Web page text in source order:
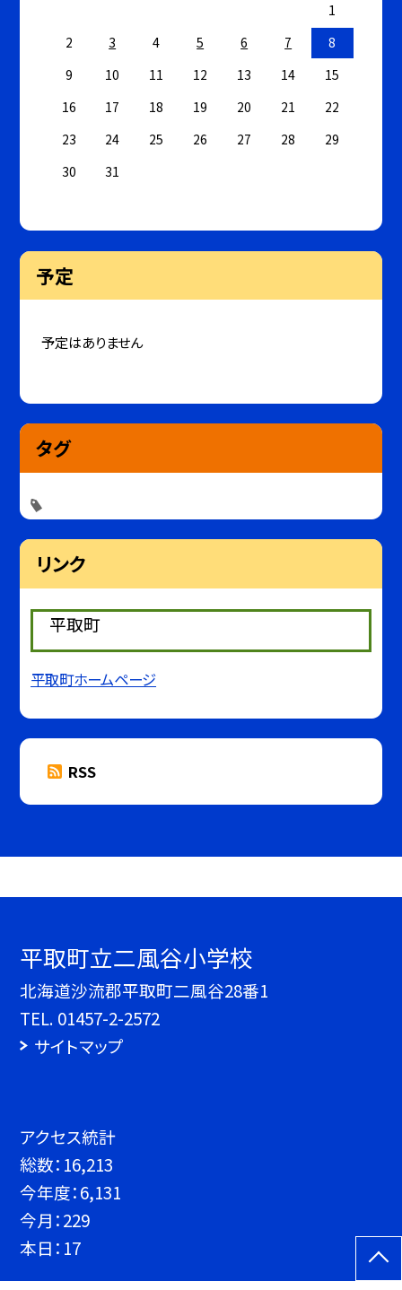
1
2
3 4 5 6 7
8
9
10 11 12 13 14
15
16
17 18 19 20 21
22
23
24 25 26 27 28
29
30
31
予定
予定はありません
タグ
リンク
平取町
平取町ホームページ
RSS
平取町立二風谷小学校
北海道沙流郡平取町二風谷28番1
TEL. 01457-2-2572
サイトマップ
アクセス統計
総数： 16,213
今年度：6,131
今月：229
本日： 17